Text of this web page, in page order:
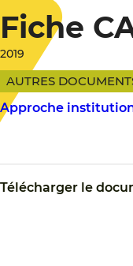
Fiche
2019
AUTRES
Approche
Télécharger le